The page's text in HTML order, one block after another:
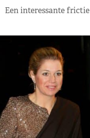
Een interessante frictie